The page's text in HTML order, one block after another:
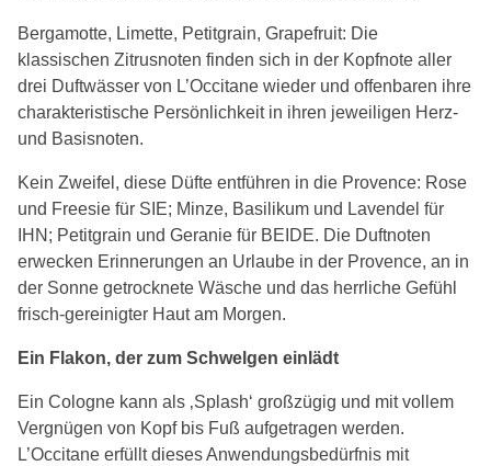
Bergamotte, Limette, Petitgrain, Grapefruit: Die
klassischen Zitrusnoten finden sich in der Kopfnote aller
drei Duftwässer von L’Occitane wieder und offenbaren ihre
charakteristische Persönlichkeit in ihren jeweiligen Herz-
und Basisnoten.
Kein Zweifel, diese Düfte entführen in die Provence: Rose
und Freesie für SIE; Minze, Basilikum und Lavendel für
IHN; Petitgrain und Geranie für BEIDE. Die Duftnoten
erwecken Erinnerungen an Urlaube in der Provence, an in
der Sonne getrocknete Wäsche und das herrliche Gefühl
frisch-gereinigter Haut am Morgen.
Ein Flakon, der zum Schwelgen einlädt
Ein Cologne kann als ‚Splash‘ großzügig und mit vollem
Vergnügen von Kopf bis Fuß aufgetragen werden.
L’Occitane erfüllt dieses Anwendungsbedürfnis mit